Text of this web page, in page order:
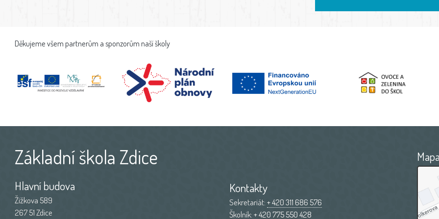
Děkujeme všem partnerům a sponzorům naší školy
Základní škola Zdice
Hlavní budova
Žižkova 589
267 51 Zdice
Kontakty
Sekretariát:+ 420 311 686 576
Školník:+ 420 775 550 428